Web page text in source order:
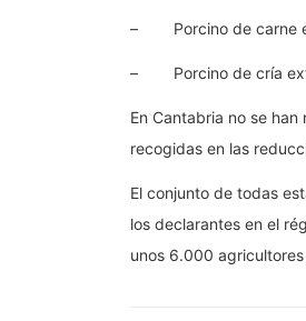
– Porcino de carne
– Porcino de cría
En Cantabria no se
recogidas en las
El conjunto de todas
los declarantes en el
unos 6.000